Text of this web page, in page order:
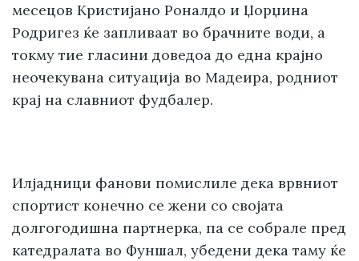
месецов Кристијано Роналдо и Џорџина
Родригез ќе запливаат во брачните води, а
токму тие гласини доведоа до една крајно
неочекувана ситуација во Мадеира, родниот
крај на славниот фудбалер.
Илјадници фанови помислиле дека врвниот
спортист конечно се жени со својата
долгогодишна партнерка, па се собрале пред
катедралата во Фуншал, убедени дека таму ќе